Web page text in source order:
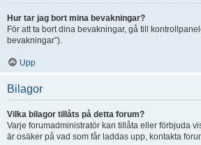
Hur tar jag bort mina bevakningar?
För att ta bort dina bevakningar, gå till
bevakningar”).
Upp
Bilagor
Vilka bilagor tillåts på detta forum?
Varje forumadministratör kan tillåta eller förbjuda
är osäker på vad som får laddas upp, kontakta